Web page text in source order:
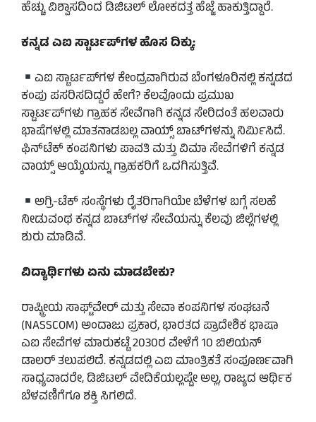
ಹೆಚ್ಚು ವಿಶ್ವಾಸದಿಂದ ಡಿಜಿಟಲ್ ಲೋಕದತ್ತ ಹೆಜ್ಜೆ ಹಾಕುತ್ತಿದ್ದಾರೆ.
ಕನ್ನಡ ಎಐ ಸ್ಟಾರ್ಟಪ್‌ಗಳ ಹೊಸ ದಿಕ್ಕು:
ಎಐ ಸ್ಟಾರ್ಟಪ್‌ಗಳ ಕೇಂದ್ರವಾಗಿರುವ ಬೆಂಗಳೂರಿನಲ್ಲಿ ಕನ್ನಡದ
ಕಂಪು ಪಸರಿಸದಿದ್ದರೆ ಹೇಗೆ? ಕೆಲವೊಂದು ಪ್ರಮುಖ
ಸ್ಟಾರ್ಟಪ್‌ಗಳು ಗ್ರಾಹಕ ಸೇವೆಗಾಗಿ ಕನ್ನಡ ಸೇರಿದಂತೆ ಹಲವಾರು
ಭಾಷೆಗಳಲ್ಲಿ ಮಾತನಾಡಬಲ್ಲ ವಾಯ್ಸ್ ಬಾಟ್‌ಗಳನ್ನು ನಿರ್ಮಿಸಿದೆ.
ಫಿನ್‌ಟೆಕ್ ಕಂಪನಿಗಳು ಪಾವತಿ ಮತ್ತು ವಿಮಾ ಸೇವೆಗಳಿಗೆ ಕನ್ನಡ
ವಾಯ್ಸ್ ಆಯ್ಕೆಯನ್ನು ಗ್ರಾಹಕರಿಗೆ ಒದಗಿಸುತ್ತಿವೆ.
ಅಗ್ರಿ-ಟೆಕ್ ಸಂಸ್ಥೆಗಳು ರೈತರಿಗಾಗಿಯೇ ಬೆಳೆಗಳ ಬಗ್ಗೆ ಸಲಹೆ
ನೀಡುವಂಥ ಕನ್ನಡ ಬಾಟ್‌ಗಳ ಸೇವೆಯನ್ನು ಕೆಲವು ಜಿಲ್ಲೆಗಳಲ್ಲಿ
ಶುರು ಮಾಡಿವೆ.
ವಿದ್ಯಾರ್ಥಿಗಳು ಏನು ಮಾಡಬೇಕು?
ರಾಷ್ಟ್ರೀಯ ಸಾಫ್ಟ್‌ವೇ‌ರ್ ಮತ್ತು ಸೇವಾ ಕಂಪನಿಗಳ ಸಂಘಟನೆ
(NASSCOM) ಅಂದಾಜು ಪ್ರಕಾರ, ಭಾರತದ ಪ್ರಾದೇಶಿಕ ಭಾಷಾ
ಎಐ ಸೇವೆಗಳ ಮಾರುಕಟ್ಟೆ 2030ರ ವೇಳೆಗೆ 10 ಬಿಲಿಯನ್
ಡಾಲರ್ ತಲುಪಲಿದೆ. ಕನ್ನಡದಲ್ಲಿ ಎಐ ಮಾಂತ್ರಿಕತೆ ಸಂಪೂರ್ಣವಾಗಿ
ಸಾಧ್ಯವಾದರೇ, ಡಿಜಿಟಲ್ ವೇದಿಕೆಯಲ್ಲಷ್ಟೇ ಅಲ್ಲ, ರಾಜ್ಯದ ಆರ್ಥಿಕ
ಬೆಳವಣಿಗೆಗೂ ಶಕ್ತಿ ಸಿಗಲಿದೆ.